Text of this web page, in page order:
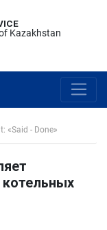
Kazakhstan
«Said - Done»